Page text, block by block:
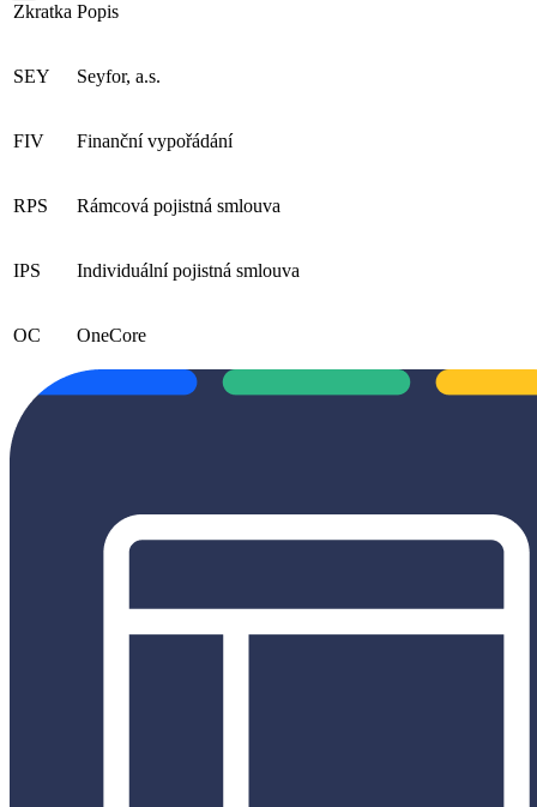
Zkratka Popis
SEY Seyfor, a.s.
FIV Finanční vypořádání
RPS Rámcová pojistná smlouva
IPS Individuální pojistná smlouva
OC OneCore